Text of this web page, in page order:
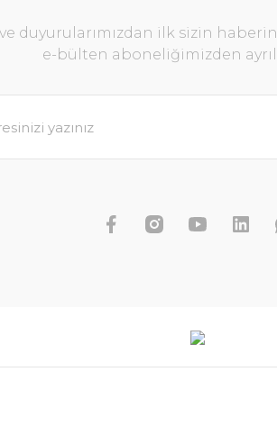
duyurularımızdan ilk sizin
e-bülten aboneliğimizden